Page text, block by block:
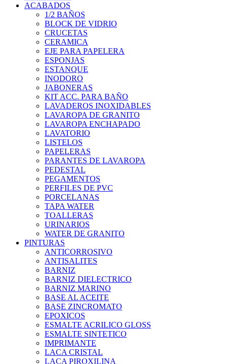
ACABADOS
1/2 BAÑOS
BLOCK DE VIDRIO
CRUCETAS
CERAMICA
EJE PARA PAPELERA
ESPONJAS
ESTANQUE
INODORO
JABONERAS
KIT ACC. PARA BAÑO
LAVADEROS INOXIDABLES
LAVAROPA DE GRANITO
LAVAROPA ENCHAPADO
LAVATORIO
LISTELOS
PAPELERAS
PARANTES DE LAVAROPA
PEDESTAL
PEGAMENTOS
PERFILES DE PVC
PORCELANAS
TAPA WATER
TOALLERAS
URINARIOS
WATER DE GRANITO
PINTURAS
ANTICORROSIVO
ANTISALITES
BARNIZ
BARNIZ DIELECTRICO
BARNIZ MARINO
BASE AL ACEITE
BASE ZINCROMATO
EPOXICOS
ESMALTE ACRILICO GLOSS
ESMALTE SINTETICO
IMPRIMANTE
LACA CRISTAL
LACA PIROXILINA